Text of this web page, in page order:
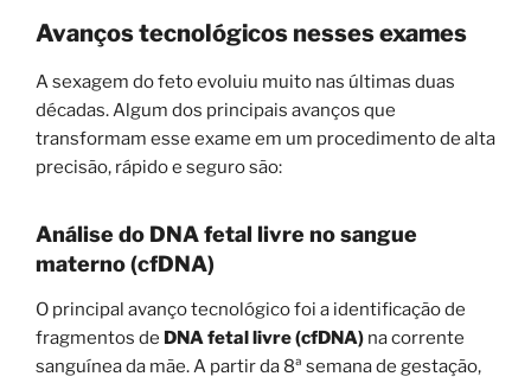
Avanços tecnológicos nesses exames
A sexagem do feto evoluiu muito nas últimas duas
décadas. Algum dos principais avanços que
transformam esse exame em um procedimento de alta
precisão, rápido e seguro são:
Análise do DNA fetal livre no sangue
materno (cfDNA)
O principal avanço tecnológico foi a identificação de
fragmentos de DNA fetal livre (cfDNA) na corrente
sanguínea da mãe. A partir da 8ª semana de gestação,